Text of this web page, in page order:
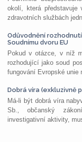
okolí, která
zdravotních službách
Odůvodnění
Soudnímu dvoru EU
Pokud v otázce, v níž
rozhodující jako soud
fungování Evropské unie
Dobrá víra (exkluzivně
Má-li být dobrá víra
Sb., občanský
investigativní aktivity,